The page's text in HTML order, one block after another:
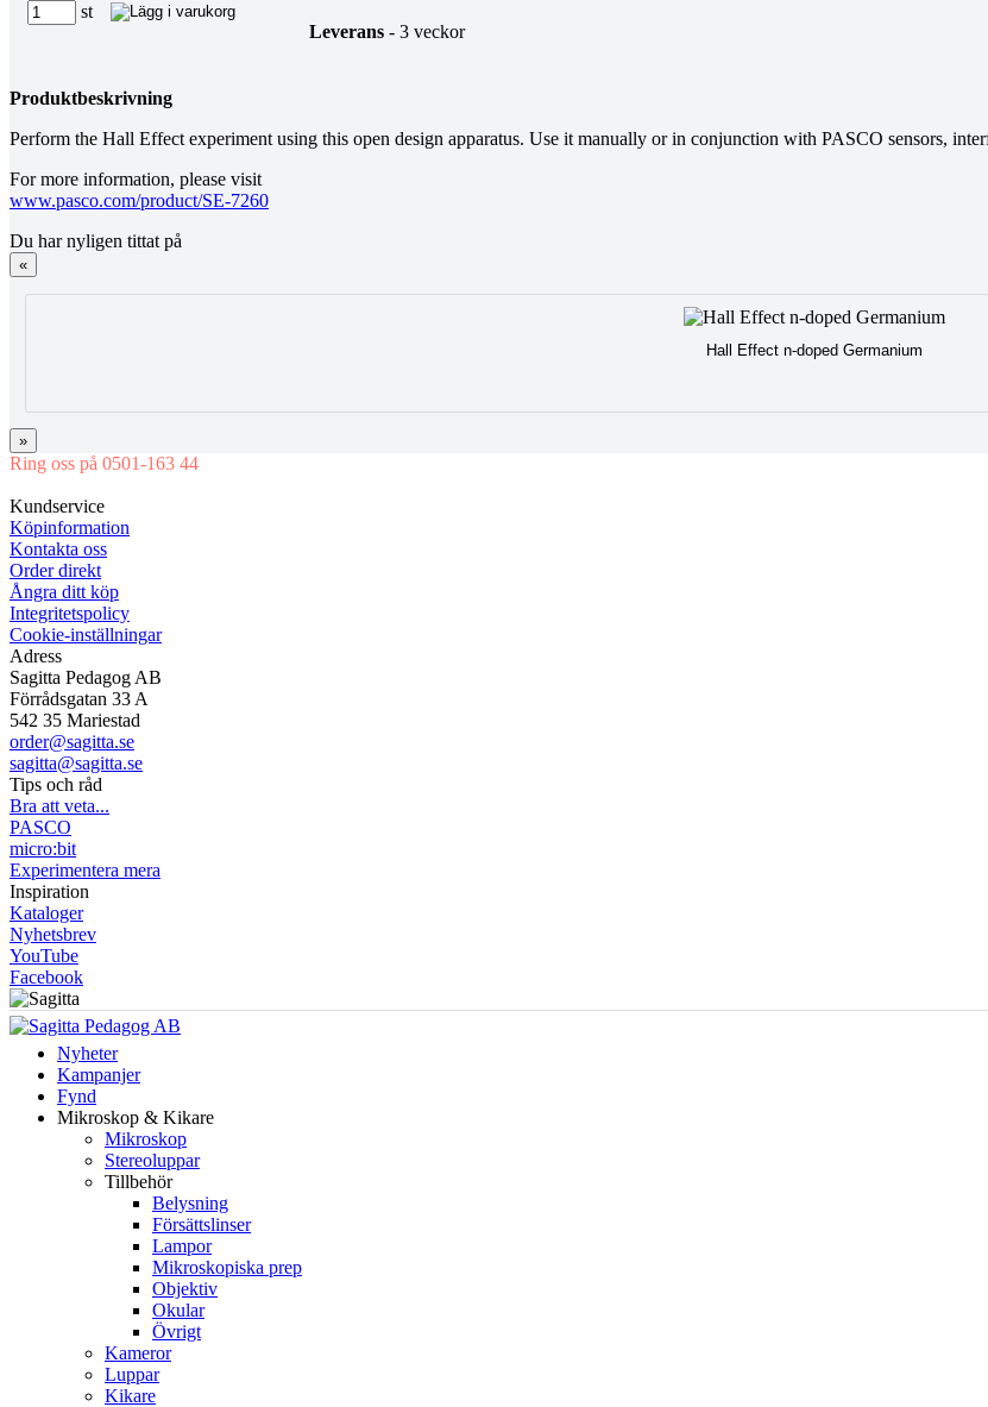
st
Leverans - 3 veckor
Produktbeskrivning
Perform the Hall Effect experiment using this open design apparatus. Use it manually or in conjunction with PASCO sensors,
For more information, please visit
www.pasco.com/product/SE-7260
Du har nyligen tittat på
«
Hall Effect n-doped Germanium
»
Ring oss på 0501-163 44
Kundservice
Köpinformation
Kontakta oss
Order direkt
Ångra ditt köp
Integritetspolicy
Cookie-inställningar
Adress
Sagitta Pedagog AB
Förrådsgatan 33 A
542 35 Mariestad
order@sagitta.se
sagitta@sagitta.se
Tips och råd
Bra att veta...
PASCO
micro:bit
Experimentera mera
Inspiration
Kataloger
Nyhetsbrev
YouTube
Facebook
Nyheter
Kampanjer
Fynd
Mikroskop & Kikare
Mikroskop
Stereoluppar
Tillbehör
Belysning
Försättslinser
Lampor
Mikroskopiska prep
Objektiv
Okular
Övrigt
Kameror
Luppar
Kikare